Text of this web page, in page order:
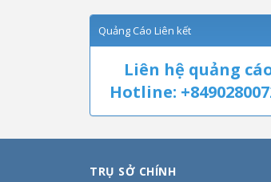
Quảng Cáo Liên kết
Liên hệ quảng
Hotline:
TRỤ SỞ CHÍNH